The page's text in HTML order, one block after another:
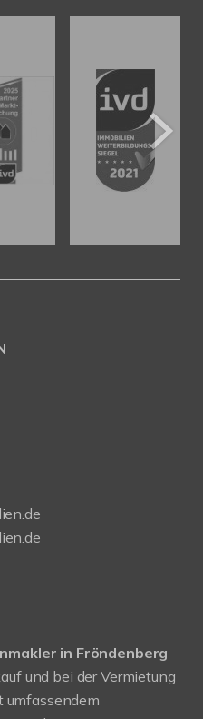
in Fröndenberg
und bei der Vermietung
umfassendem